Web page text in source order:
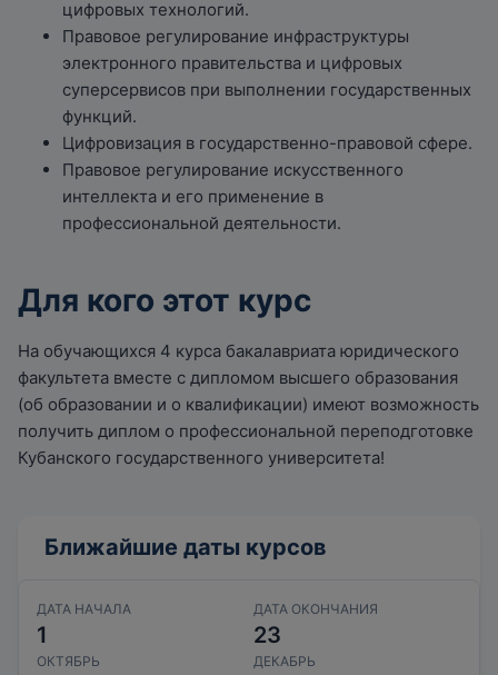
цифровых технологий.
Правовое регулирование инфраструктуры
электронного правительства и цифровых
суперсервисов при выполнении государственных
функций.
Цифровизация в государственно-правовой сфере.
Правовое регулирование искусственного
интеллекта и его применение в
профессиональной деятельности.
Для кого этот курс
На обучающихся 4 курса бакалавриата юридического
факультета вместе с дипломом высшего образования
(об образовании и о квалификации) имеют возможность
получить диплом о профессиональной переподготовке
Кубанского государственного университета!
Ближайшие даты курсов
ДАТА НАЧАЛА
1
ОКТЯБРЬ
ДАТА ОКОНЧАНИЯ
23
ДЕКАБРЬ